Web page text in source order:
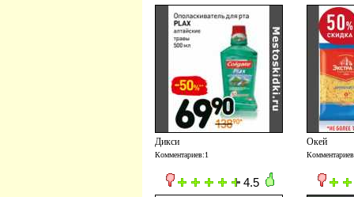
Дикси
Комментариев:1
Окей
4.5